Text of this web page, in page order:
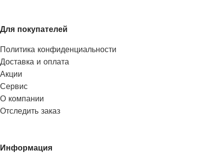
Для покупателей
Политика конфиденциальности
Доставка и оплата
Акции
Сервис
О компании
Отследить заказ
Информация